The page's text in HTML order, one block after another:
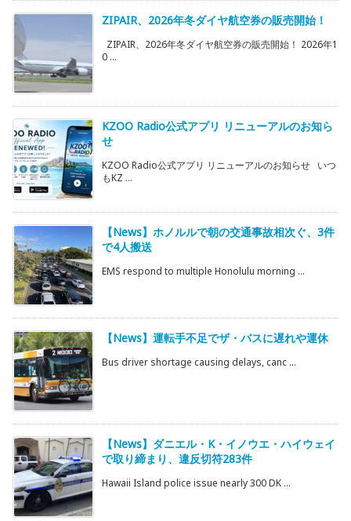
ZIPAIR、2026年冬ダイヤ航空券の販売開始！
ZIPAIR、2026年冬ダイヤ航空券の販売開始！ 2026年1
0 ...
KZOO Radio公式アプリ リニューアルのお知ら
せ
KZOO Radio公式アプリ リニューアルのお知らせ いつ
もKZ ...
【News】ホノルルで朝の交通事故相次ぐ、3件
で4人搬送
EMS respond to multiple Honolulu morning ...
【News】運転手不足でザ・バスに遅れや運休
Bus driver shortage causing delays, canc ...
【News】ダニエル・K・イノウエ・ハイウェイ
で取り締まり、違反切符283件
Hawaii Island police issue nearly 300 DK ...